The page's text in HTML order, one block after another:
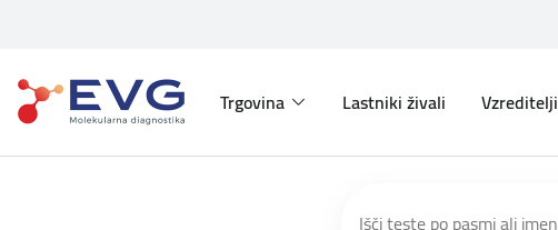
Trgovina Lastniki živali Vzreditelji